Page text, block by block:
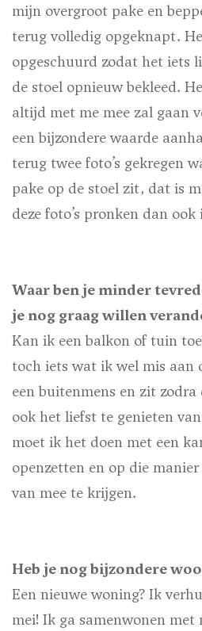
mijn overgroot pake en
terug volledig opgeknapt.
opgeschuurd zodat het iets
de stoel opnieuw bekleed.
altijd met me mee zal gaan
een bijzondere waarde
terug twee foto’s gekregen
pake op de stoel zit, dat is
deze foto’s pronken dan
Waar ben je minder
je nog graag willen
Kan ik een balkon of tuin
toch iets wat ik wel mis aan
een buitenmens en zit
ook het liefst te genieten
moet ik het doen met een
openzetten en op die
van mee te krijgen.
Heb je nog bijzondere
Een nieuwe woning? Ik
mei! Ik ga samenwonen